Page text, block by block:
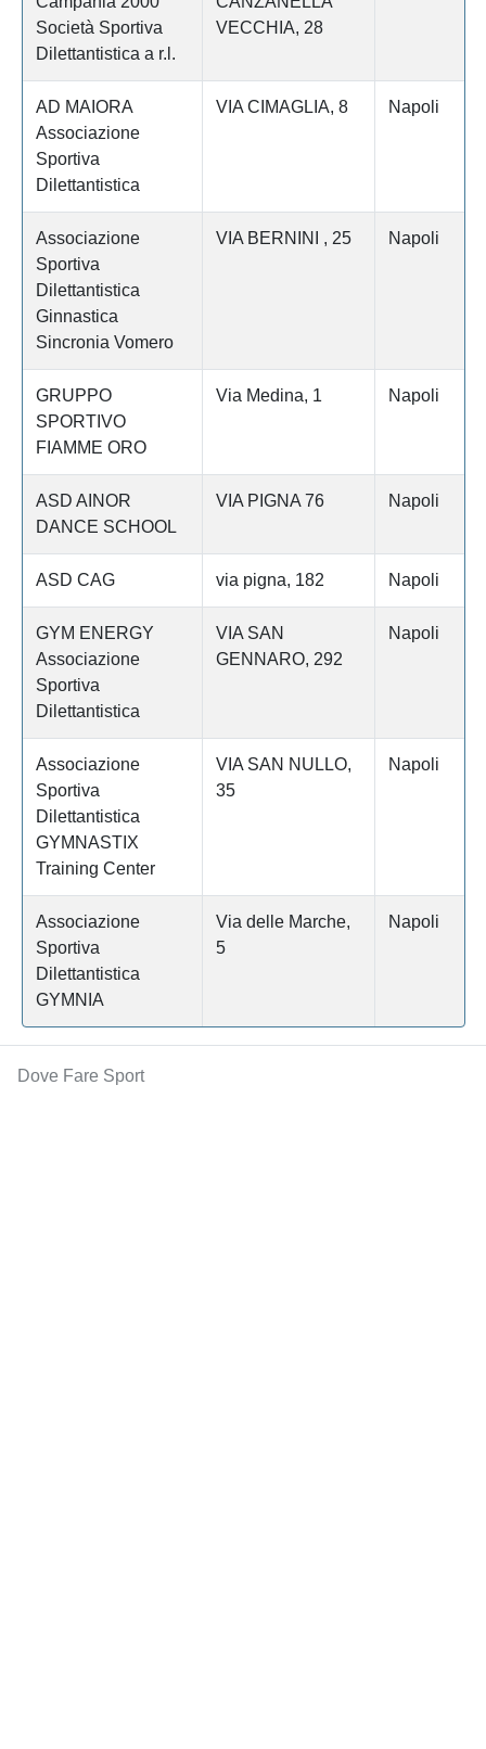
Società Sportiva
Dilettantistica a r.l.
VECCHIA, 28
AD MAIORA
Associazione
Sportiva
Dilettantistica
VIA CIMAGLIA, 8 Napoli
Associazione
Sportiva
Dilettantistica
Ginnastica
Sincronia Vomero
VIA BERNINI , 25 Napoli
GRUPPO
SPORTIVO
FIAMME ORO
Via Medina, 1 Napoli
ASD AINOR
DANCE SCHOOL
VIA PIGNA 76 Napoli
ASD CAG via pigna, 182 Napoli
GYM ENERGY
Associazione
Sportiva
Dilettantistica
VIA SAN
GENNARO, 292
Napoli
Associazione
Sportiva
Dilettantistica
GYMNASTIX
Training Center
VIA SAN NULLO,
35
Napoli
Associazione
Sportiva
Dilettantistica
GYMNIA
Via delle Marche,
5
Napoli
Dove Fare Sport